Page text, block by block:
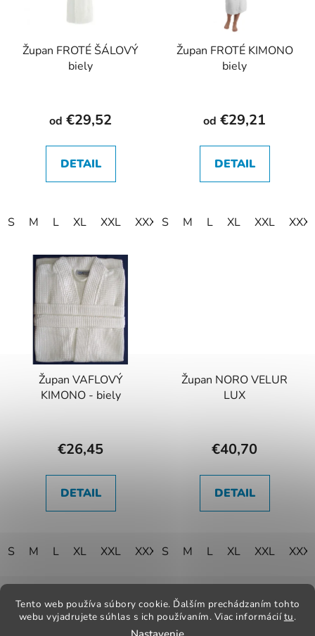
Tento web používa súbory cookie. Ďalším prechádzaním tohto
webu vyjadrujete súhlas s ich používaním. Viac informáciítu.
Župan FROTÉ ŠÁLOVÝ
biely
od €29,52
DETAIL
S M L XL XXL XXXL XXXXL
Župan FROTÉ KIMONO
biely
od €29,21
DETAIL
S M L XL XXL
Župan VAFLOVÝ
KIMONO - biely
€26,45
DETAIL
S M L XL XXL XXXL XXXXL
Župan NORO VELUR
LUX
€40,70
DETAIL
S M L XL XXL
Z
Kontakt Obchodné podmienky
Odstúpenie od zmluvy
Reklamačný poriadok Obchodné podmienky